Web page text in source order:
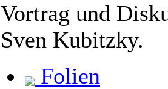
Vortrag und
Sven Kubitzky.
Folien